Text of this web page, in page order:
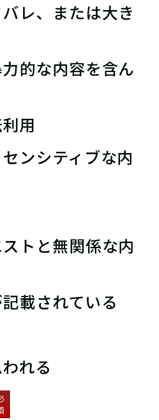
レ、または大き
的な内容を含ん
用
ンシティブな内
トと無関係な内
載されている
れる